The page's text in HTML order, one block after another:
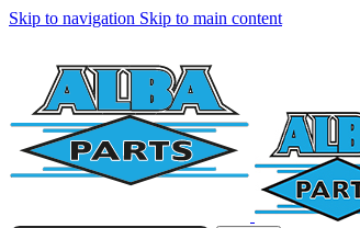
Skip to navigation Skip to main content